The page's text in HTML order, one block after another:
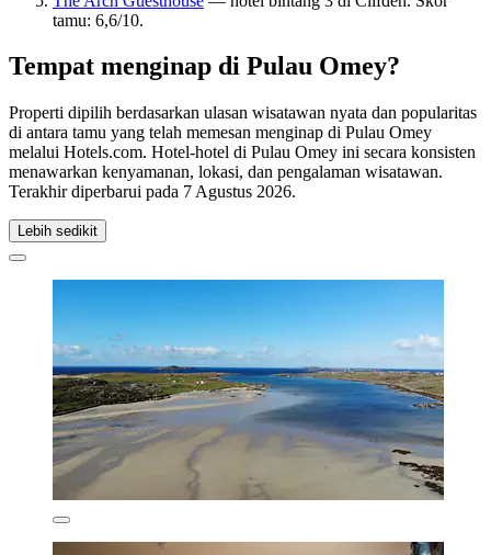
tamu: 6,6/10.
Tempat menginap di Pulau Omey?
Properti dipilih berdasarkan ulasan wisatawan nyata dan popularitas
di antara tamu yang telah memesan menginap di Pulau Omey
melalui Hotels.com. Hotel-hotel di Pulau Omey ini secara konsisten
menawarkan kenyamanan, lokasi, dan pengalaman wisatawan.
Terakhir diperbarui pada 7 Agustus 2026.
Lebih sedikit